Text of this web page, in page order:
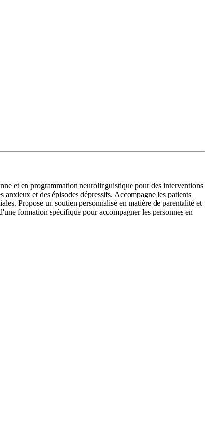
et en programmation neurolinguistique pour des interventions
et des épisodes dépressifs. Accompagne les patients
Propose un soutien personnalisé en matière de parentalité et
formation spécifique pour accompagner les personnes en